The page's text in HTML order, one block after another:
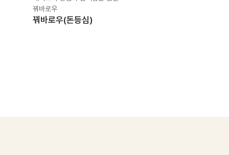
꿔바로우
꿔바로우(돈등심)